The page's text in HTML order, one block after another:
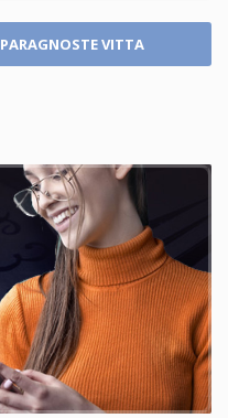
AAN PARAGNOSTE VITTA